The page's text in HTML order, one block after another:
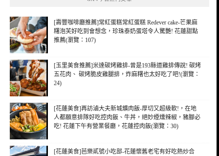
[壽豐咖啡廳推薦]常紅蛋糕常紅蛋糕 Redever cake-芒果麻
糬泡芙好吃到會想念，珍珠泰奶蛋塔令人驚艷! 花蓮甜點
推薦(瀏覽：107)
[玉里美食推薦]米達碳烤雞排-曾是193縣道雞排傳說! 碳烤
五花肉、 碳烤脆皮雞腿排，炸麻糬也太好吃了吧!(瀏覽：
24)
[花蓮美食]再訪滷大夫新城爌肉飯-厚切又超級軟!，在地
人都願意排隊好吃控肉飯、牛丼，絕妙煙燻辣椒，豬腳必
吃! 花蓮下午有營業餐廳，花蓮控肉飯(瀏覽：30)
[花蓮美食]芭樂貳號小吃部-花蓮懷舊老宅有好吃熱炒合